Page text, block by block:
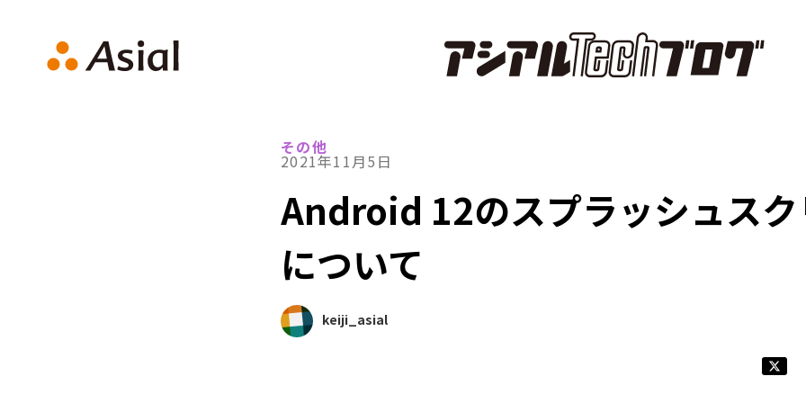
アシアルTechブログ
その他
2021年11月5日
Android 12のスプラッシュスク
について
keiji_asial